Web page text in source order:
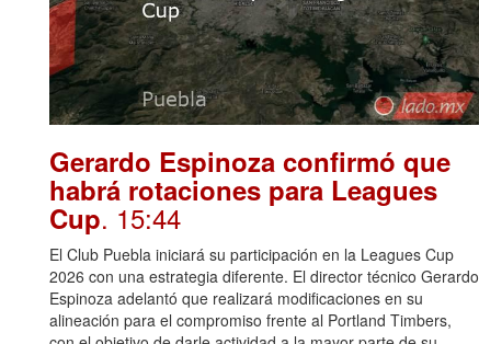
Gerardo Espinoza confirmó que
habrá rotaciones para Leagues
Cup. 15:44
El Club Puebla iniciará su participación en la Leagues Cup
2026 con una estrategia diferente. El director técnico Gerardo
Espinoza adelantó que realizará modificaciones en su
alineación para el compromiso frente al Portland Timbers,